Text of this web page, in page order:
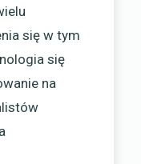
się w tym
się
na